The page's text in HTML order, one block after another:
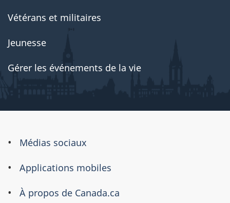
Vétérans et militaires
Jeunesse
Gérer les événements de la vie
À
propos
ce
Médias sociaux
Applications mobiles
À propos de Canada.ca